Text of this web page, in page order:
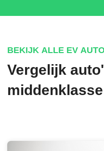
BEKIJK ALLE EV
Vergelijk auto's in het SUV